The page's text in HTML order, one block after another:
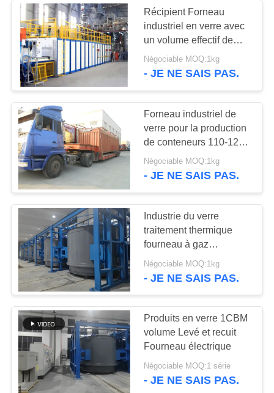
PROPOS
DE
NOUS
VISITE
DE
L'USINE
CONTRÔLE
DE
QUALITÉ
NOUVELLES
LES
AFFAIRES
DEMANDEZ
Four en verre
industriel
Four en céramique
industriel
Four à tunnel de
brique
Récipient Forneau
industriel en verre avec
un volume effectif de
chambre de 0,5 à 3,5 m3
et type de combustible
Négociable MOQ:1kg
- JE NE SAIS PAS.
Forneau industriel de
verre pour la production
de conteneurs 110-125
m3/t Consommation et
volume effectif de la
Négociable MOQ:1kg
- JE NE SAIS PAS.
Industrie du verre
traitement thermique
fourneau à gaz
carburant technologie
avancée
Négociable MOQ:1kg
- JE NE SAIS PAS.
Produits en verre 1CBM
volume Levé et recuit
Fourneau électrique
Négociable MOQ:1 série
- JE NE SAIS PAS.